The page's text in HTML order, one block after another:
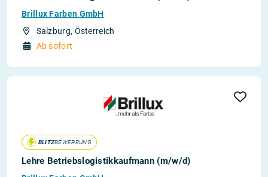
Brillux Farben GmbH
Salzburg, Österreich
Ab sofort
BLITZBEWERBUNG
Lehre Betriebslogistikkaufmann (m/w/d)